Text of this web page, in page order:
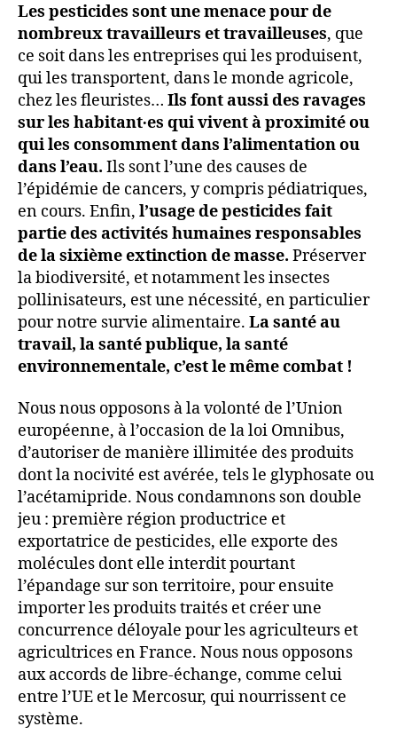
Les pesticides sont une menace pour de
nombreux travailleurs et travailleuses, que
ce soit dans les entreprises qui les produisent,
qui les transportent, dans le monde agricole,
chez les fleuristes… Ils font aussi des ravages
sur les habitant∙es qui vivent à proximité ou
qui les consomment dans l’alimentation ou
dans l’eau. Ils sont l’une des causes de
l’épidémie de cancers, y compris pédiatriques,
en cours. Enfin, l’usage de pesticides fait
partie des activités humaines responsables
de la sixième extinction de masse. Préserver
la biodiversité, et notamment les insectes
pollinisateurs, est une nécessité, en particulier
pour notre survie alimentaire. La santé au
travail, la santé publique, la santé
environnementale, c’est le même combat !
Nous nous opposons à la volonté de l’Union
européenne, à l’occasion de la loi Omnibus,
d’autoriser de manière illimitée des produits
dont la nocivité est avérée, tels le glyphosate ou
l’acétamipride. Nous condamnons son double
jeu : première région productrice et
exportatrice de pesticides, elle exporte des
molécules dont elle interdit pourtant
l’épandage sur son territoire, pour ensuite
importer les produits traités et créer une
concurrence déloyale pour les agriculteurs et
agricultrices en France. Nous nous opposons
aux accords de libre-échange, comme celui
entre l’UE et le Mercosur, qui nourrissent ce
système.